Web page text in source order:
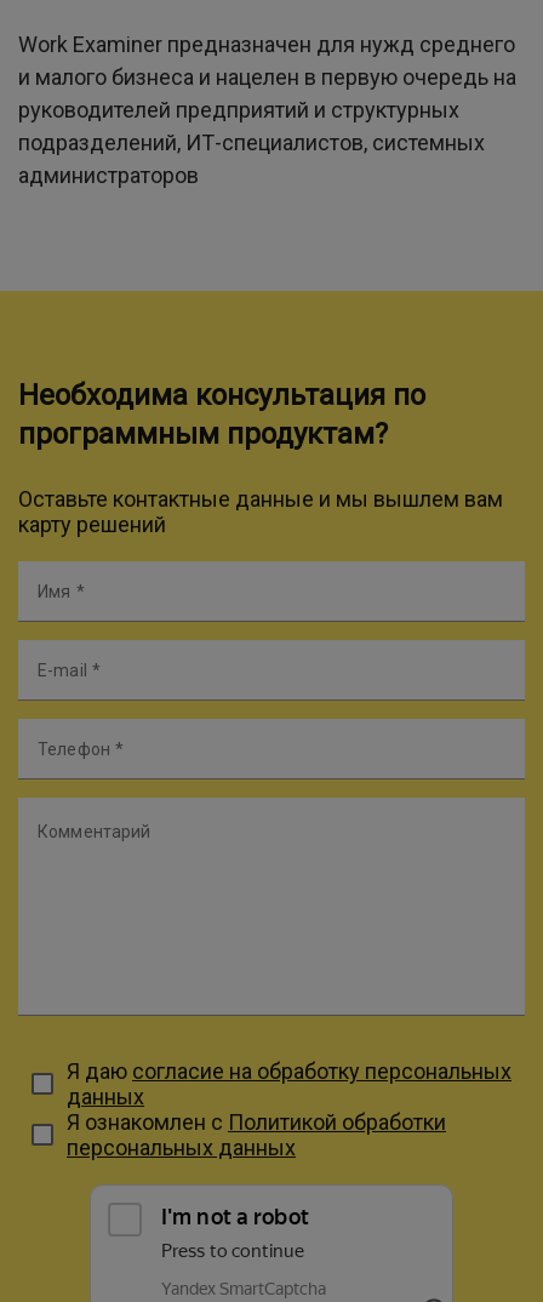
Work Examiner предназначен для нужд среднего
и малого бизнеса и нацелен в первую очередь на
руководителей предприятий и структурных
подразделений, ИТ-специалистов, системных
администраторов
Необходима консультация по
программным продуктам?
Оставьте контактные данные и мы вышлем вам
карту решений
Имя
E-mail
Телефон
Комментарий
Я даю согласие на обработку персональных
данных
Я ознакомлен с Политикой обработки
персональных данных